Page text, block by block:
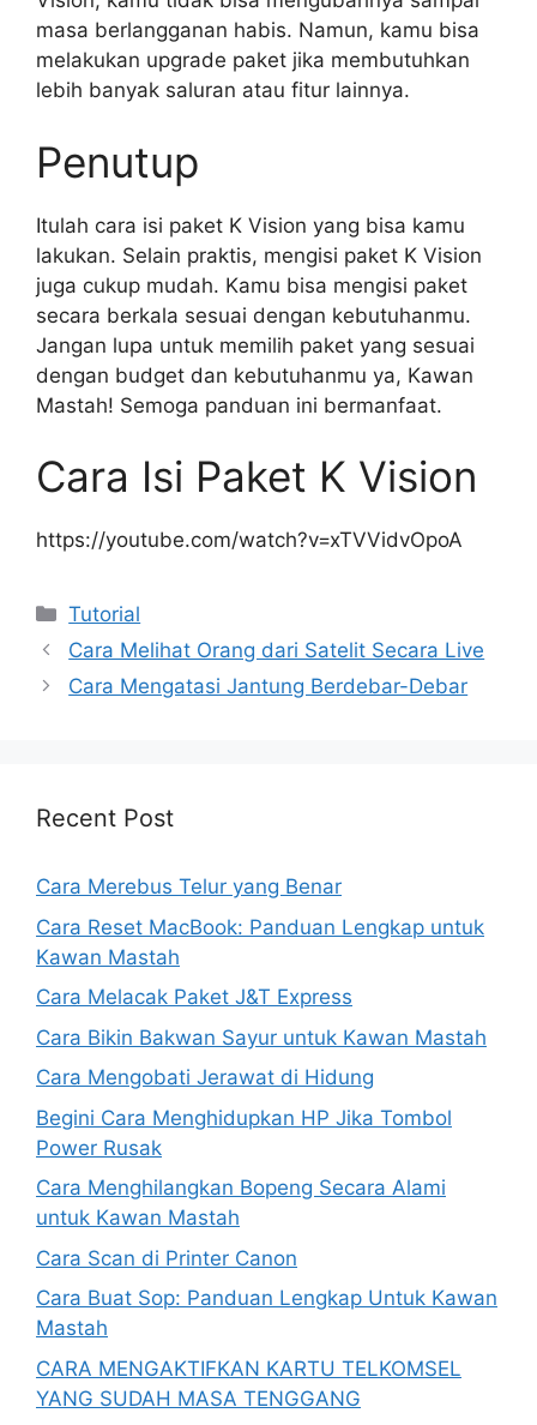
masa berlangganan habis. Namun, kamu bisa
melakukan upgrade paket jika membutuhkan
lebih banyak saluran atau fitur lainnya.
Penutup
Itulah cara isi paket K Vision yang bisa kamu
lakukan. Selain praktis, mengisi paket K Vision
juga cukup mudah. Kamu bisa mengisi paket
secara berkala sesuai dengan kebutuhanmu.
Jangan lupa untuk memilih paket yang sesuai
dengan budget dan kebutuhanmu ya, Kawan
Mastah! Semoga panduan ini bermanfaat.
Cara Isi Paket K Vision
https://youtube.com/watch?v=xTVVidvOpoA
Kategori
Tutorial
Cara Melihat Orang dari Satelit Secara Live
Cara Mengatasi Jantung Berdebar-Debar
Recent Post
Cara Merebus Telur yang Benar
Cara Reset MacBook: Panduan Lengkap untuk
Kawan Mastah
Cara Melacak Paket J&T Express
Cara Bikin Bakwan Sayur untuk Kawan Mastah
Cara Mengobati Jerawat di Hidung
Begini Cara Menghidupkan HP Jika Tombol
Power Rusak
Cara Menghilangkan Bopeng Secara Alami
untuk Kawan Mastah
Cara Scan di Printer Canon
Cara Buat Sop: Panduan Lengkap Untuk Kawan
Mastah
CARA MENGAKTIFKAN KARTU TELKOMSEL
YANG SUDAH MASA TENGGANG